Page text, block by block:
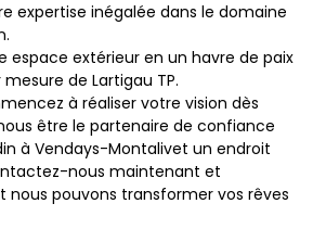
expertise inégalée dans le domaine
espace extérieur en un havre de paix
de Lartigau TP.
à réaliser votre vision dès
être le partenaire de confiance
à Vendays-Montalivet un endroit
nous maintenant et
pouvons transformer vos rêves